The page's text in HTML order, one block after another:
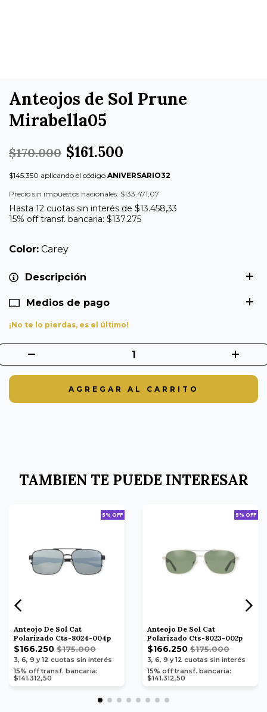
Anteojos de Sol Prune
Mirabella05
$170.000 $161.500
$145.350 aplicando el código ANIVERSARIO32
Precio sin impuestos nacionales: $133.471,07
Hasta 12 cuotas sin interés de $13.458,33
15% off transf. bancaria: $137.275
Color: Carey
Descripción
Medios de pago
¡No te lo pierdas, es el último!
TAMBIEN TE PUEDE INTERESAR
5% OFF
Anteojo De Sol Cat
Polarizado Cts-8024-004p
$166.250 $175.000
3, 6, 9 y 12 cuotas sin interés
15% off transf. bancaria:
$141.312,50
5% OFF
Anteojo De Sol Cat
Polarizado Cts-8023-002p
$166.250 $175.000
3, 6, 9 y 12 cuotas sin interés
15% off transf. bancaria:
$141.312,50